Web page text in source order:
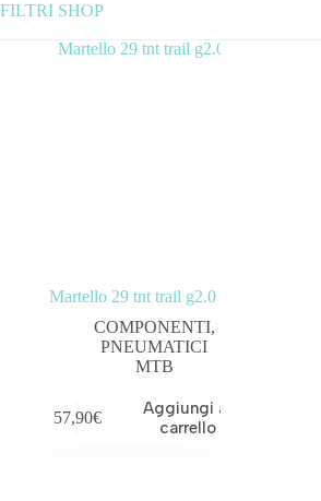
FILTRI SHOP
Tag prodotto
Martello 29 tnt trail g2.0
COMPONENTI,
PNEUMATICI
MTB
57,90€
Aggiungi al
carrello